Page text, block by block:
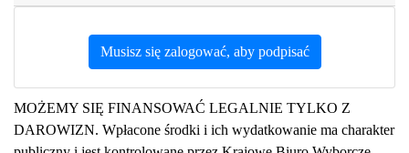
Musisz się zalogować, aby podpisać
MOŻEMY SIĘ FINANSOWAĆ LEGALNIE TYLKO Z
DAROWIZN. Wpłacone środki i ich wydatkowanie ma charakter